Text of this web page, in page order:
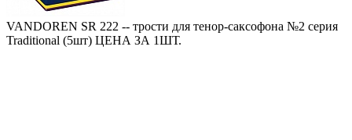
VANDOREN SR 222 -- трости для тенор-саксофона №2 серия
Traditional (5шт) ЦЕНА ЗА 1ШТ.